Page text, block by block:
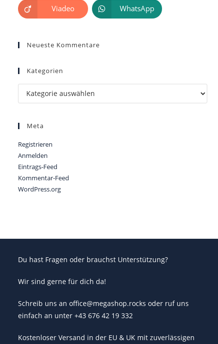
Viadeo WhatsApp
Neueste Kommentare
Kategorien
Kategorien
Meta
Registrieren
Anmelden
Eintrags-Feed
Kommentar-Feed
WordPress.org
Du hast Fragen oder brauchst Unterstützung?
Wir sind gerne für dich da!
Schreib uns an office@megashop.rocks oder ruf uns
einfach an unter +43 676 42 19 332
Kostenloser Versand in der EU & UK mit zuverlässigen